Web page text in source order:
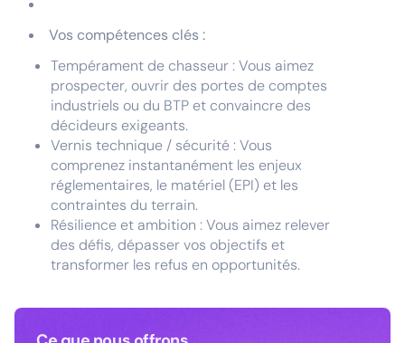
Vos compétences clés :
Tempérament de chasseur : Vous aimez
prospecter, ouvrir des portes de comptes
industriels ou du BTP et convaincre des
décideurs exigeants.
Vernis technique / sécurité : Vous
comprenez instantanément les enjeux
réglementaires, le matériel (EPI) et les
contraintes du terrain.
Résilience et ambition : Vous aimez relever
des défis, dépasser vos objectifs et
transformer les refus en opportunités.